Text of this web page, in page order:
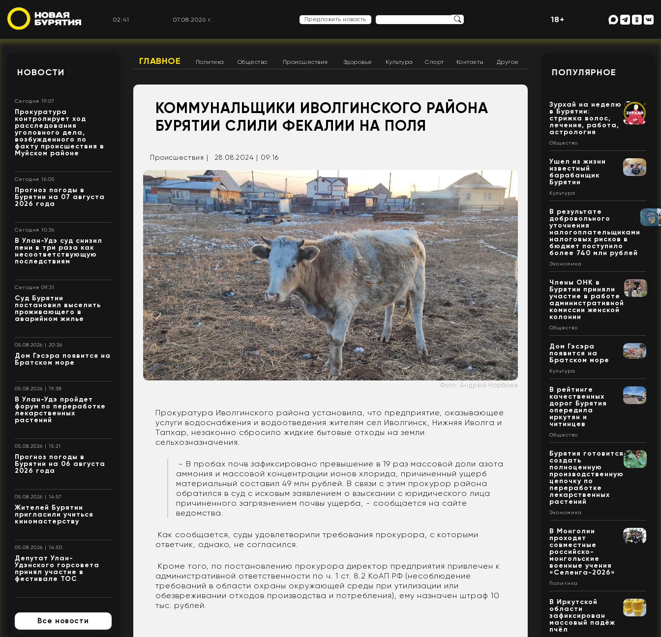
02:41 07.08.2026 г. Предложить новость 18+
НОВОСТИ
Сегодня 19:07
Прокуратура
контролирует ход
расследования
уголовного дела,
возбужденного по
факту происшествия в
Муйском районе
Сегодня 16:05
Прогноз погоды в
Бурятии на 07 августа
2026 года
Сегодня 10:36
В Улан-Удэ суд снизил
пени в три раза как
несоответствующую
последствиям
Сегодня 09:31
Суд Бурятии
постановил выселить
проживающего в
аварийном жилье
05.08.2026 | 20:36
Дом Гэсэра появится на
Братском море
05.08.2026 | 19:38
В Улан-Удэ пройдет
форум по переработке
лекарственных
растений
05.08.2026 | 15:21
Прогноз погоды в
Бурятии на 06 августа
2026 года
05.08.2026 | 14:57
Жителей Бурятии
пригласили учиться
киномастерству
05.08.2026 | 14:50
Депутат Улан-
Удэнского горсовета
принял участие в
фестивале ТОС
Все новости
ГЛАВНОЕ Политика Общество Происшествия Здоровье Культура Спорт Контакты Другое
КОММУНАЛЬЩИКИ ИВОЛГИНСКОГО РАЙОНА
БУРЯТИИ СЛИЛИ ФЕКАЛИИ НА ПОЛЯ
Происшествия | 28.08.2024 | 09:16
Фото: Андрей Норбоев
Прокуратура Иволгинского района установила, что предприятие, оказывающее
услуги водоснабжения и водоотведения жителям сел Иволгинск, Нижняя Иволга и
Тапхар, незаконно сбросило жидкие бытовые отходы на земли
сельхозназначения.
- В пробах почв зафиксировано превышение в 19 раз массовой доли азота
аммония и массовой концентрации ионов хлорида, причиненный ущерб
материальный составил 49 млн рублей. В связи с этим прокурор района
обратился в суд с исковым заявлением о взыскании с юридического лица
причиненного загрязнением почвы ущерба, - сообщается на сайте
ведомства.
Как сообщается, суды удовлетворили требования прокурора, с которыми
ответчик, однако, не согласился.
Кроме того, по постановлению прокурора директор предприятия привлечен к
административной ответственности по ч. 1 ст. 8.2 КоАП РФ (несоблюдение
требований в области охраны окружающей среды при утилизации или
обезвреживании отходов производства и потребления), ему назначен штраф 10
тыс. рублей.
ПОПУЛЯРНОЕ
Зурхай на неделю
в Бурятии:
стрижка волос,
лечение, работа,
астрология
Общество
Ушел из жизни
известный
барабанщик
Бурятии
Культура
В результате
добровольного
уточнения
налогоплательщиками
налоговых рисков в
бюджет поступило
более 740 млн рублей
Экономика
Члены ОНК в
Бурятии приняли
участие в работе
административной
комиссии женской
колонии
Общество
Дом Гэсэра
появится на
Братском море
Культура
В рейтинге
качественных
дорог Бурятия
опередила
иркутян и
читинцев
Общество
Бурятия готовится
создать
полноценную
производственную
цепочку по
переработке
лекарственных
растений
Экономика
В Монголии
проходят
совместные
российско-
монгольские
военные учения
«Селенга-2026»
Политика
В Иркутской
области
зафиксирован
массовый падёж
пчёл